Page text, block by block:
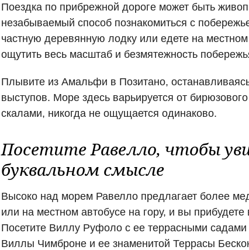
Поездка по прибрежной дороге может быть
незабываемый способ познакомиться с
частную деревянную лодку или едете на
ощутить весь масштаб и безмятежность
Плывите из Амальфи в Позитано,
выступов. Море здесь варьируется от
скалами, никогда не ощущается одинаково.
Посетите Равелло, чтобы
буквальном смысле
Высоко над морем Равелло предлагает более
или на местном автобусе на гору, и вы
Посетите Виллу Руфоло с ее террасными
Виллы Чимброне и ее знаменитой Террасы